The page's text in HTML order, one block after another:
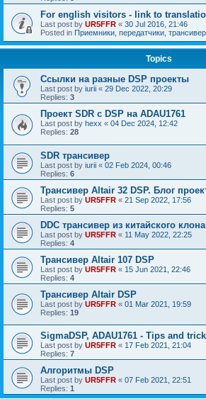
For english visitors - link to
Last post by UR5FFR « 30 Jul 2016, 21:46
Posted in Приемники, передатчики,
Topics
Ссылки на разные DSP проекты
Last post by iurii « 29 Dec 2022, 20:29
Replies: 3
Проект SDR с DSP на ADAU1761
Last post by hexx « 04 Dec 2024, 12:42
Replies: 28
SDR трансивер
Last post by iurii « 02 Feb 2024, 00:46
Replies: 6
Трансивер Altair 32 DSP. Блог
Last post by UR5FFR « 21 Sep 2022, 17:56
Replies: 5
DDC трансивер из китайского
Last post by UR5FFR « 11 May 2022, 22:25
Replies: 4
Трансивер Altair 107 DSP
Last post by UR5FFR « 15 Jun 2021, 22:46
Replies: 4
Трансивер Altair DSP
Last post by UR5FFR « 01 Mar 2021, 19:59
Replies: 19
SigmaDSP, ADAU1761 - Tips and
Last post by UR5FFR « 17 Feb 2021, 21:04
Replies: 7
Алгоритмы DSP
Last post by UR5FFR « 07 Feb 2021, 22:51
Replies: 1